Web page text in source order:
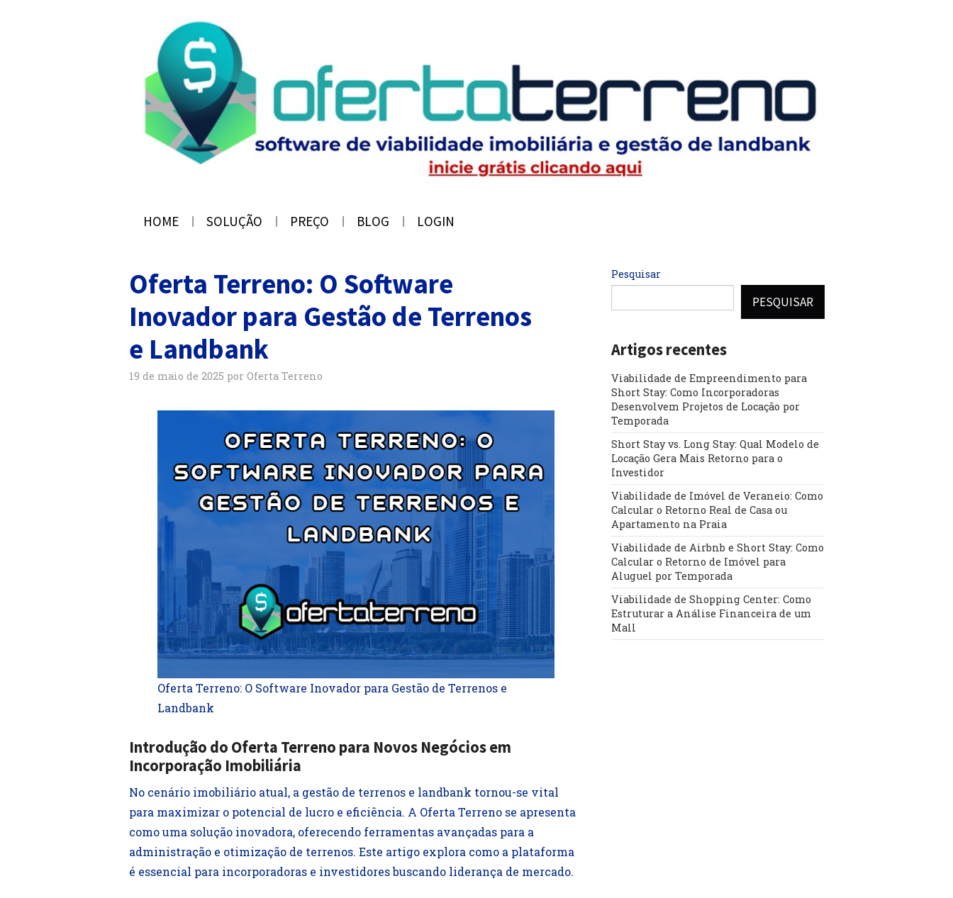
HOME SOLUÇÃO PREÇO BLOG LOGIN
Oferta Terreno: O Software
Inovador para Gestão de Terrenos
e Landbank
19 de maio de 2025 por Oferta Terreno
Oferta Terreno: O Software Inovador para Gestão de Terrenos e
Landbank
Introdução do Oferta Terreno para Novos Negócios em
Incorporação Imobiliária
No cenário imobiliário atual, a gestão de terrenos e landbank tornou-se vital
para maximizar o potencial de lucro e eficiência. A Oferta Terreno se apresenta
como uma solução inovadora, oferecendo ferramentas avançadas para a
administração e otimização de terrenos. Este artigo explora como a plataforma
é essencial para incorporadoras e investidores buscando liderança de mercado.
Pesquisar
PESQUISAR
Artigos recentes
Viabilidade de Empreendimento para
Short Stay: Como Incorporadoras
Desenvolvem Projetos de Locação por
Temporada
Short Stay vs. Long Stay: Qual Modelo de
Locação Gera Mais Retorno para o
Investidor
Viabilidade de Imóvel de Veraneio: Como
Calcular o Retorno Real de Casa ou
Apartamento na Praia
Viabilidade de Airbnb e Short Stay: Como
Calcular o Retorno de Imóvel para
Aluguel por Temporada
Viabilidade de Shopping Center: Como
Estruturar a Análise Financeira de um
Mall